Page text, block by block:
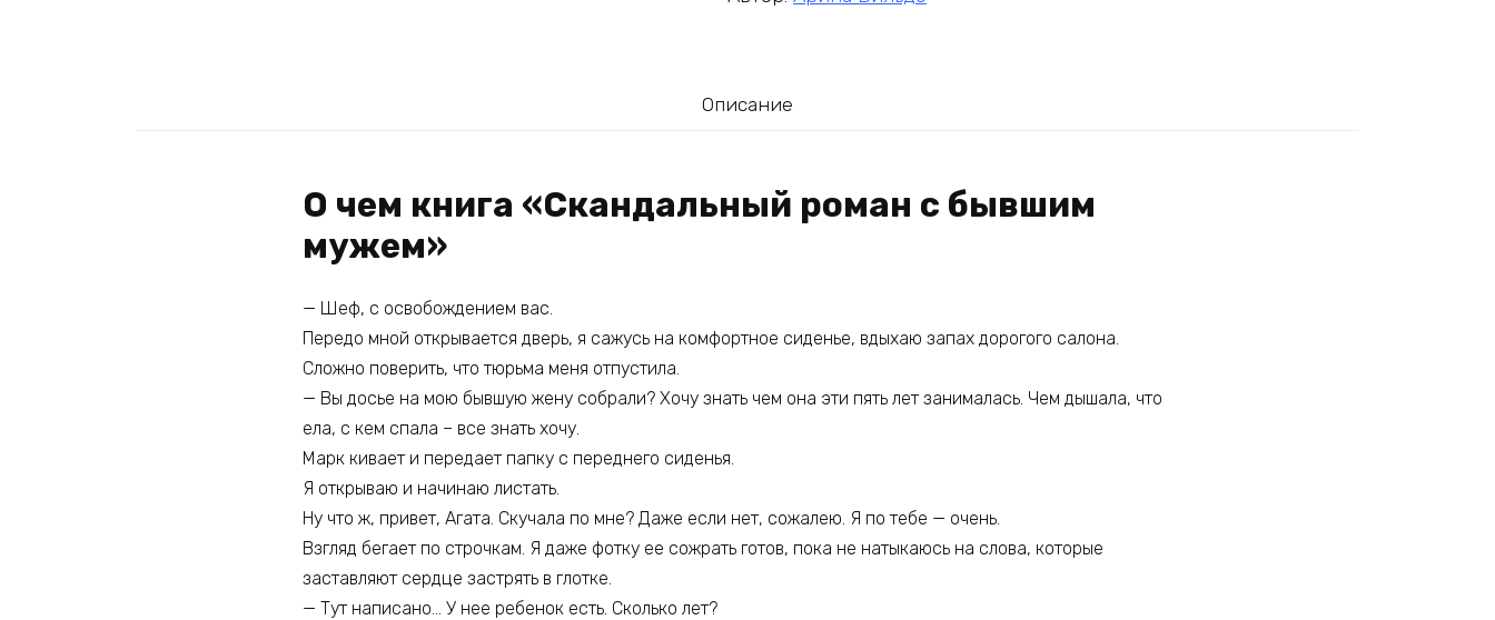
Описание
О чем книга «Скандальный роман с бывшим
мужем»
— Шеф, с освобождением вас.
Передо мной открывается дверь, я сажусь на комфортное сиденье, вдыхаю запах дорогого салона.
Сложно поверить, что тюрьма меня отпустила.
— Вы досье на мою бывшую жену собрали? Хочу знать чем она эти пять лет занималась. Чем дышала, что
ела, с кем спала – все знать хочу.
Марк кивает и передает папку с переднего сиденья.
Я открываю и начинаю листать.
Ну что ж, привет, Агата. Скучала по мне? Даже если нет, сожалею. Я по тебе — очень.
Взгляд бегает по строчкам. Я даже фотку ее сожрать готов, пока не натыкаюсь на слова, которые
заставляют сердце застрять в глотке.
— Тут написано… У нее ребенок есть. Сколько лет?